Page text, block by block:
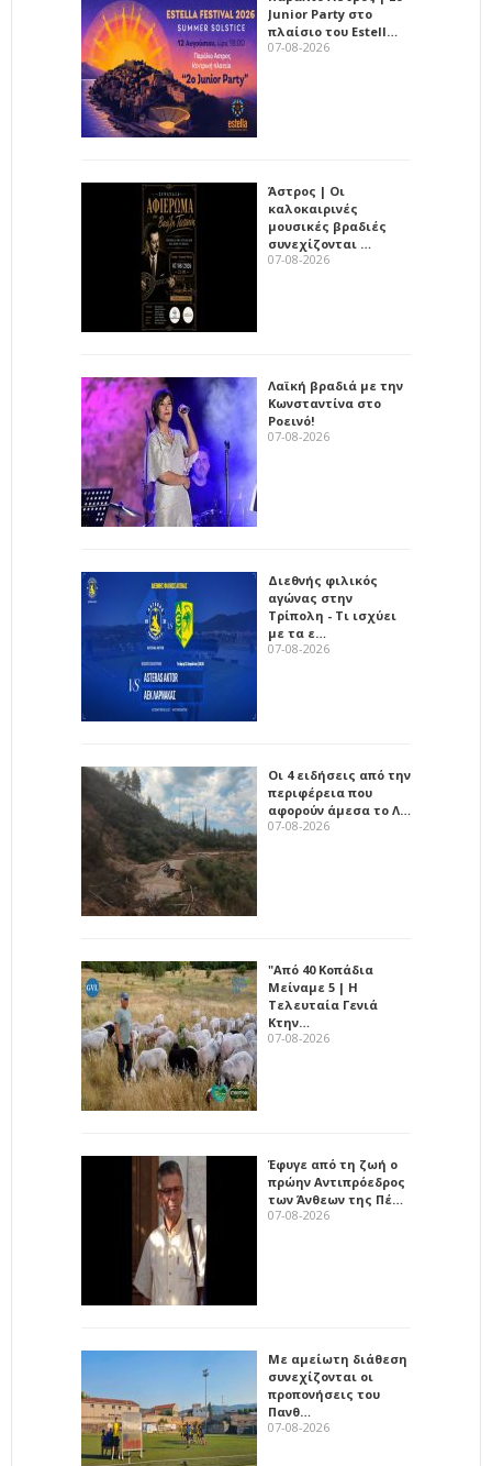
Junior Party στο
πλαίσιο του Estell…
07-08-2026
Άστρος | Οι
καλοκαιρινές
μουσικές βραδιές
συνεχίζονται …
07-08-2026
Λαϊκή βραδιά με την
Κωνσταντίνα στο
Ροεινό!
07-08-2026
Διεθνής φιλικός
αγώνας στην
Τρίπολη - Τι ισχύει
με τα ε…
07-08-2026
Οι 4 ειδήσεις από την
περιφέρεια που
αφορούν άμεσα το Λ…
07-08-2026
"Από 40 Κοπάδια
Μείναμε 5 | Η
Τελευταία Γενιά
Κτην…
07-08-2026
Έφυγε από τη ζωή ο
πρώην Αντιπρόεδρος
των Άνθεων της Πέ…
07-08-2026
Με αμείωτη διάθεση
συνεχίζονται οι
προπονήσεις του
Πανθ…
07-08-2026